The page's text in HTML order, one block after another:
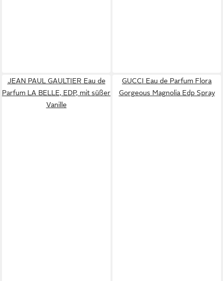
JEAN PAUL GAULTIER Eau de
Parfum LA BELLE, EDP, mit süßer
Vanille
GUCCI Eau de Parfum Flora
Gorgeous Magnolia Edp Spray